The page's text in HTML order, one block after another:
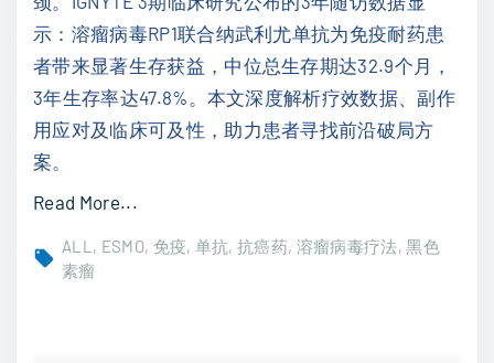
生
存
期
"
仑
伐
替
尼
！
M
E
示：溶瘤病毒RP1联合纳武利尤单抗为免疫耐药患
者带来显著生存获益，中位总生存期达32.9个月，
3年生存率达47.8%。本文深度解析疗效数据、副作
用应对及临床可及性，助力患者寻找前沿破局方
案。
Read More..."
ALL ESMO 免疫 单抗 抗癌药 溶瘤病毒疗法 黑色
素瘤